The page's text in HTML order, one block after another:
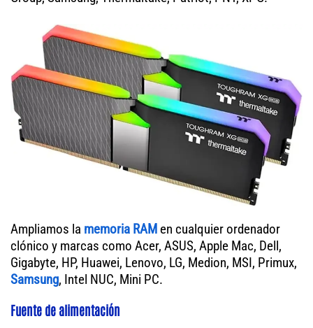
Ampliamos la memoria RAM en cualquier ordenador
clónico y marcas como Acer, ASUS, Apple Mac, Dell,
Gigabyte, HP, Huawei, Lenovo, LG, Medion, MSI, Primux,
Samsung, Intel NUC, Mini PC.
Fuente de alimentación